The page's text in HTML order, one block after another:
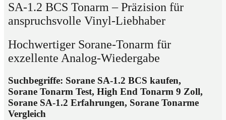
SA-1.2 BCS Tonarm – Präzision für
anspruchsvolle Vinyl-Liebhaber
Hochwertiger Sorane-Tonarm für
exzellente Analog-Wiedergabe
Suchbegriffe: Sorane SA-1.2 BCS kaufen,
Sorane Tonarm Test, High End Tonarm 9 Zoll,
Sorane SA-1.2 Erfahrungen, Sorane Tonarme
Vergleich